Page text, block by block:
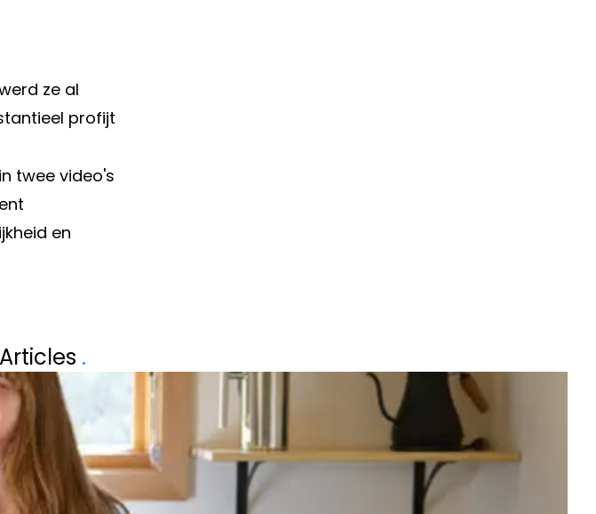
ze al
profijt
twee video's
en
HARTPROBLEMEN BIJ ELI ISBERYT: “RISKEERT DOOD
TE VALLEN…”
.